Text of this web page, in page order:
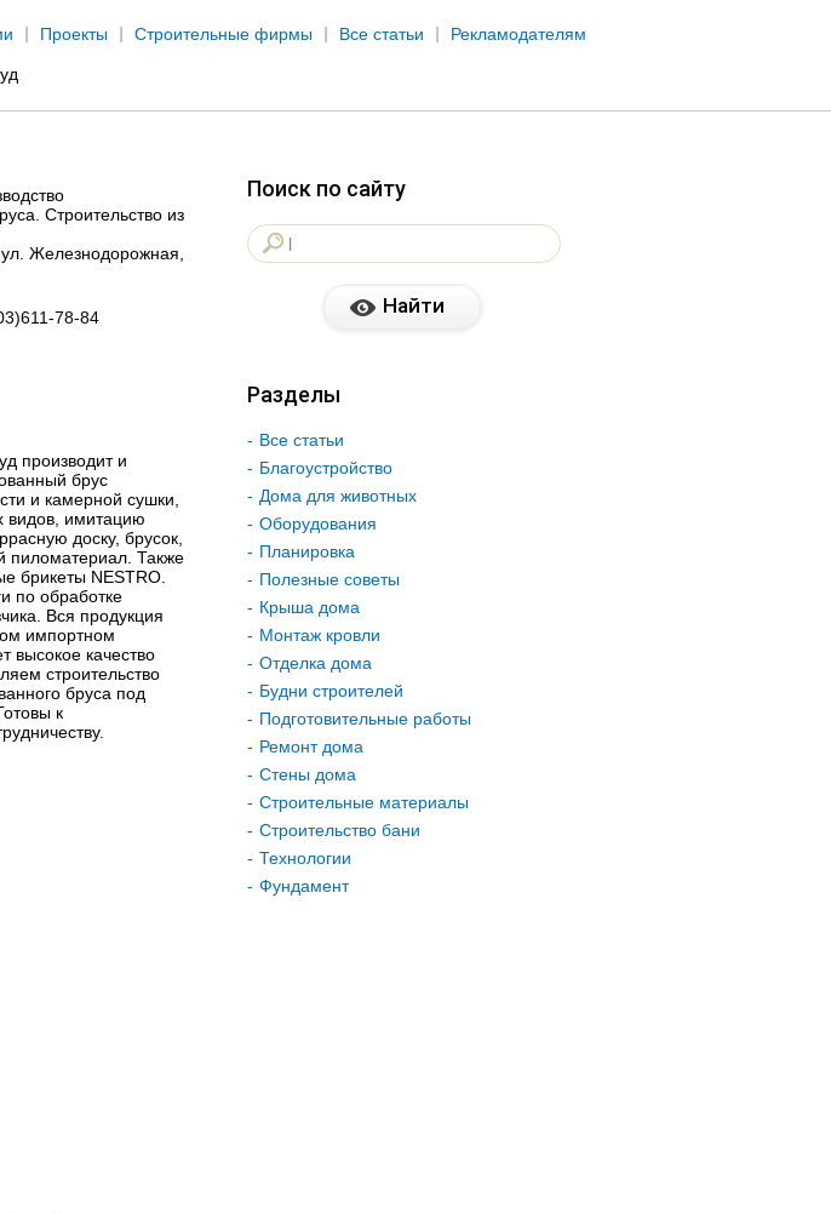
Проекты Строительные фирмы Все статьи Рекламодателям
Строительство из
Железнодорожная,
78-84
производит и
брус
и камерной сушки,
видов, имитацию
доску, брусок,
пиломатериал. Также
брикеты NESTRO.
по обработке
Вся продукция
импортном
высокое качество
строительство
бруса под
к
Поиск по сайту
Разделы
Все статьи
Благоустройство
Дома для животных
Оборудования
Планировка
Полезные советы
Крыша дома
Монтаж кровли
Отделка дома
Будни строителей
Подготовительные работы
Ремонт дома
Стены дома
Строительные материалы
Строительство бани
Технологии
Фундамент